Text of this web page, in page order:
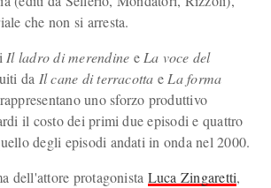
che non si arresta.
Il ladro di merendine e La voce del
da Il cane di terracotta e La forma
uno sforzo produttivo
il costo dei primi due episodi e quattro
degli episodi andati in onda nel 2000.
dell'attore protagonista Luca Zingaretti,